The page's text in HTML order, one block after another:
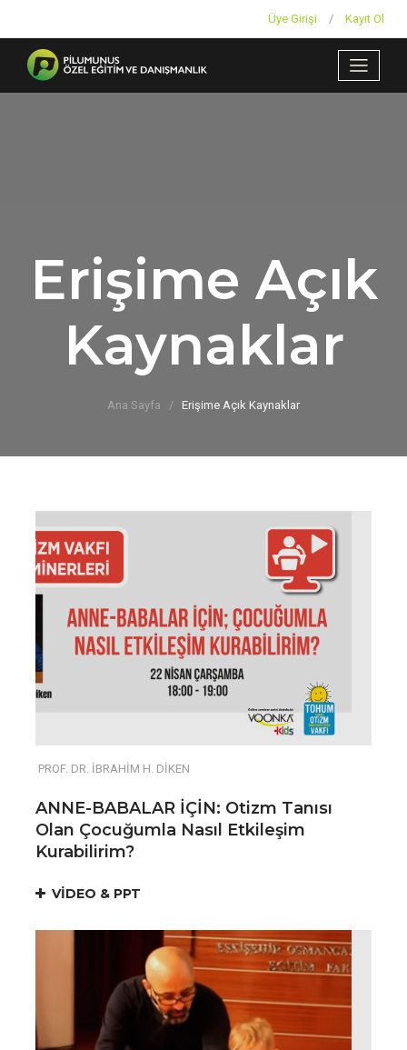
Üye Girişi / Kayıt Ol
Erişime Açık
Kaynaklar
Ana Sayfa Erişime Açık Kaynaklar
PROF. DR. İBRAHİM H. DİKEN
ANNE-BABALAR İÇİN: Otizm Tanısı
Olan Çocuğumla Nasıl Etkileşim
Kurabilirim? ​
VİDEO & PPT